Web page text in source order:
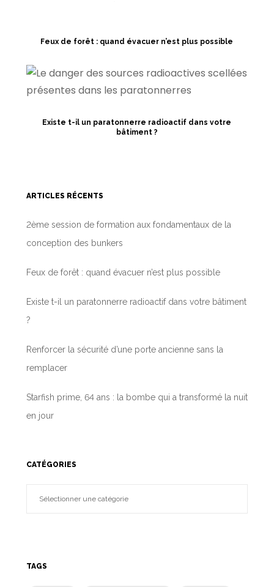
Feux de forêt : quand évacuer n’est plus possible
Existe t-il un paratonnerre radioactif dans votre
bâtiment ?
ARTICLES RÉCENTS
2ème session de formation aux fondamentaux de la
conception des bunkers
Feux de forêt : quand évacuer n’est plus possible
Existe t-il un paratonnerre radioactif dans votre bâtiment
?
Renforcer la sécurité d’une porte ancienne sans la
remplacer
Starfish prime, 64 ans : la bombe qui a transformé la nuit
en jour
CATÉGORIES
TAGS